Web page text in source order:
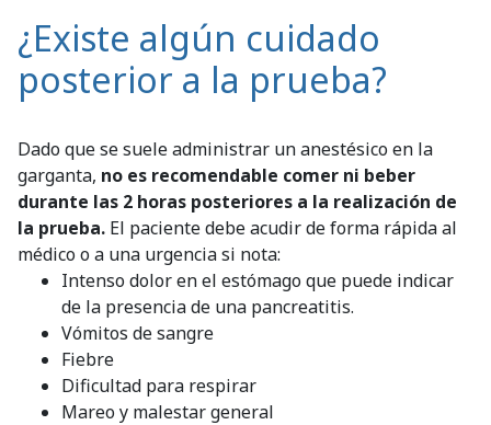
¿Existe algún cuidado
posterior a la prueba?
Dado que se suele administrar un anestésico en la
garganta, no es recomendable comer ni beber
durante las 2 horas posteriores a la realización de
la prueba. El paciente debe acudir de forma rápida al
médico o a una urgencia si nota:
Intenso dolor en el estómago que puede indicar
de la presencia de una pancreatitis.
Vómitos de sangre
Fiebre
Dificultad para respirar
Mareo y malestar general